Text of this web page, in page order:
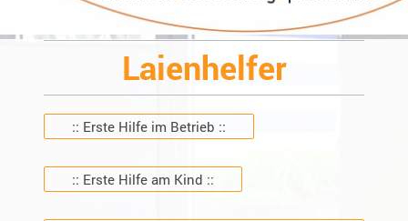
Laienhelfer
:: Erste Hilfe im Betrieb ::
:: Erste Hilfe am Kind ::